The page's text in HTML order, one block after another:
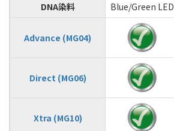
DNA染料 Blue/Green LED
Advance (MG04)
Direct (MG06)
Xtra (MG10)